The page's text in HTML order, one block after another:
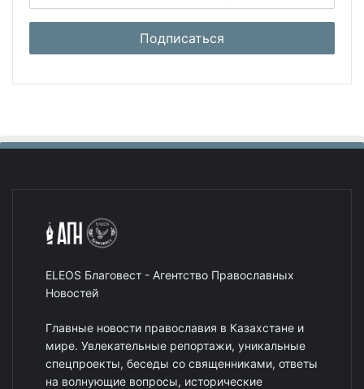
ELEOS Благовест - Агентство Православных
Новостей
Главные новости православия в Казахстане и
мире. Увлекательные репортажи, уникальные
спецпроекты, беседы со священниками, ответы
на волнующие вопросы, исторические